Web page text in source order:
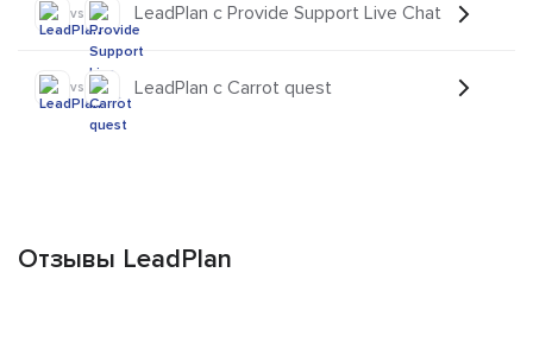
vs LeadPlan с Provide Support Live Chat
vs LeadPlan с Carrot quest
Отзывы LeadPlan